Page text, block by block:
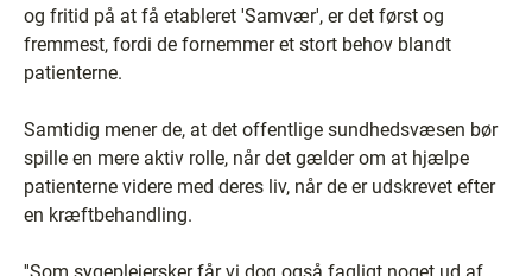
og fritid på at få etableret 'Samvær', er det først og
fremmest, fordi de fornemmer et stort behov blandt
patienterne.
Samtidig mener de, at det offentlige sundhedsvæsen bør
spille en mere aktiv rolle, når det gælder om at hjælpe
patienterne videre med deres liv, når de er udskrevet efter
en kræftbehandling.